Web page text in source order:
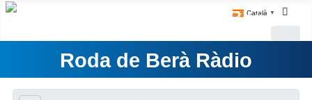
Català ▼
Roda de Berà Ràdio